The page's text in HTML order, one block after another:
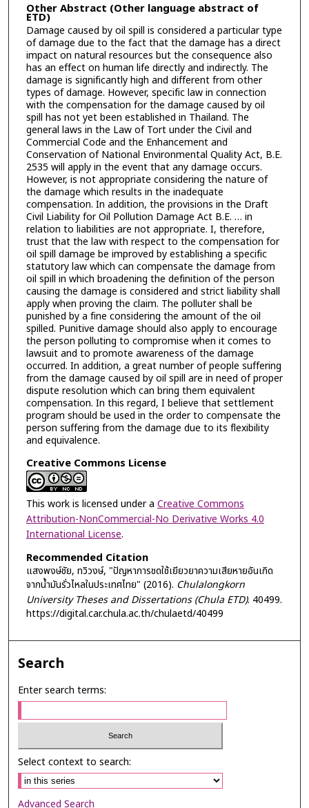
Other Abstract (Other language abstract of
ETD)
Damage caused by oil spill is considered a particular type
of damage due to the fact that the damage has a direct
impact on natural resources but the consequence also
has an effect on human life directly and indirectly. The
damage is significantly high and different from other
types of damage. However, specific law in connection
with the compensation for the damage caused by oil
spill has not yet been established in Thailand. The
general laws in the Law of Tort under the Civil and
Commercial Code and the Enhancement and
Conservation of National Environmental Quality Act, B.E.
2535 will apply in the event that any damage occurs.
However, is not appropriate considering the nature of
the damage which results in the inadequate
compensation. In addition, the provisions in the Draft
Civil Liability for Oil Pollution Damage Act B.E. … in
relation to liabilities are not appropriate. I, therefore,
trust that the law with respect to the compensation for
oil spill damage be improved by establishing a specific
statutory law which can compensate the damage from
oil spill in which broadening the definition of the person
causing the damage is considered and strict liability shall
apply when proving the claim. The polluter shall be
punished by a fine considering the amount of the oil
spilled. Punitive damage should also apply to encourage
the person polluting to compromise when it comes to
lawsuit and to promote awareness of the damage
occurred. In addition, a great number of people suffering
from the damage caused by oil spill are in need of proper
dispute resolution which can bring them equivalent
compensation. In this regard, I believe that settlement
program should be used in the order to compensate the
person suffering from the damage due to its flexibility
and equivalence.
Creative Commons License
This work is licensed under a Creative Commons
Attribution-NonCommercial-No Derivative Works 4.0
International License.
Recommended Citation
แสงพงษ์ชัย, ทวิวงษ์, "ปัญหาการชดใช้เยียวยาความเสียหายอันเกิด
จากน้ำมันรั่วไหลในประเทศไทย" (2016). Chulalongkorn
University Theses and Dissertations (Chula ETD). 40499.
https://digital.car.chula.ac.th/chulaetd/40499
Search
Enter search terms:
Select context to search:
Advanced Search